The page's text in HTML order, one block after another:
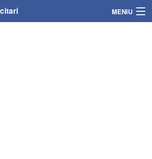
MENIU